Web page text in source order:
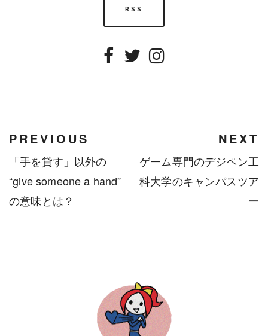
RSS
PREVIOUS
「手を貸す」以外の
“give someone a hand”
の意味とは？
NEXT
ゲーム専門のデジペン工
科大学のキャンパスツア
ー